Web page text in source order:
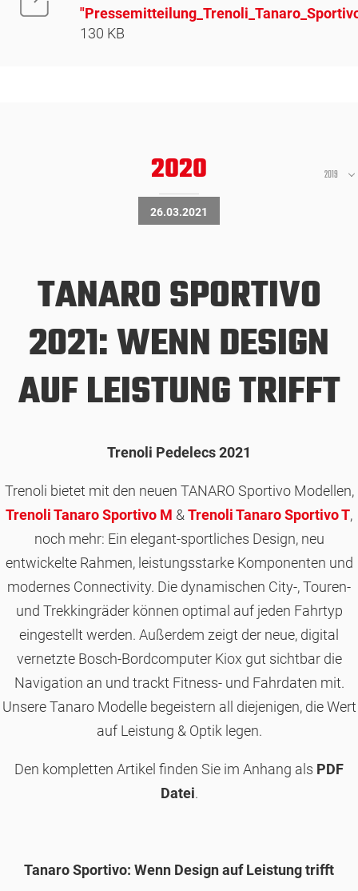
130 KB
2020 2019
26.03.2021
TANARO SPORTIVO
2021: WENN DESIGN
AUF LEISTUNG TRIFFT
Trenoli Pedelecs 2021
Trenoli bietet mit den neuen TANARO Sportivo Modellen,
Trenoli Tanaro Sportivo M &Trenoli Tanaro Sportivo T,
noch mehr: Ein elegant-sportliches Design, neu
entwickelte Rahmen, leistungsstarke Komponenten und
modernes Connectivity. Die dynamischen City-, Touren-
und Trekkingräder können optimal auf jeden Fahrtyp
eingestellt werden. Außerdem zeigt der neue, digital
vernetzte Bosch-Bordcomputer Kiox gut sichtbar die
Navigation an und trackt Fitness- und Fahrdaten mit.
Unsere Tanaro Modelle begeistern all diejenigen, die Wert
auf Leistung & Optik legen.
Den kompletten Artikel finden Sie im Anhang als PDF
Datei.
Tanaro Sportivo: Wenn Design auf Leistung trifft